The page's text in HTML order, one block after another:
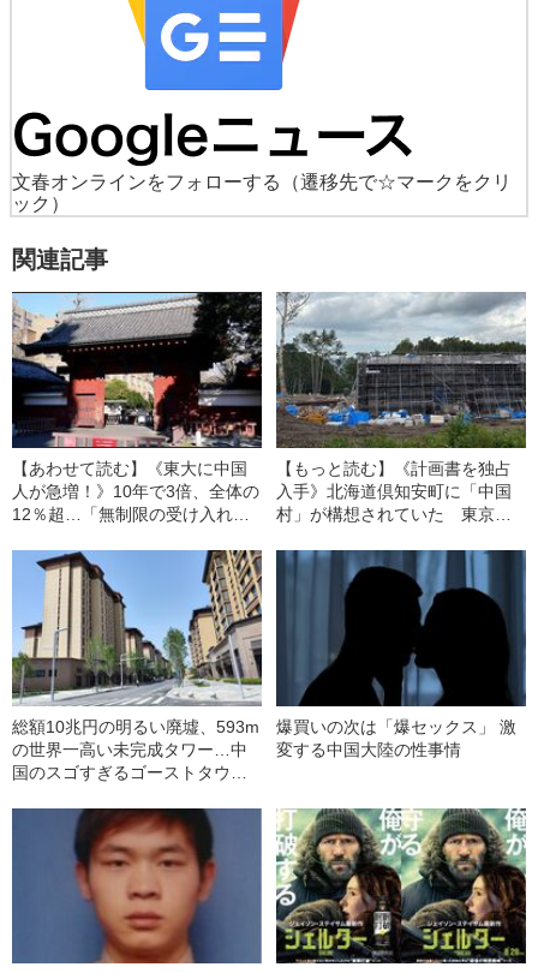
文春オンラインをフォローする
（遷移先で☆マークをクリ
ック）
関連記事
【あわせて読む】《東大に中国
人が急増！》10年で3倍、全体の
12％超…「無制限の受け入れは
鳴らす理由
【もっと読む】《計画書を独占
入手》北海道倶知安町に「中国
村」が構想されていた 東京ド
違法に森林伐採も
総額10兆円の明るい廃墟、593m
の世界一高い未完成タワー…中
国のスゴすぎるゴーストタウン
爆買いの次は「爆セックス」 激
変する中国大陸の性事情